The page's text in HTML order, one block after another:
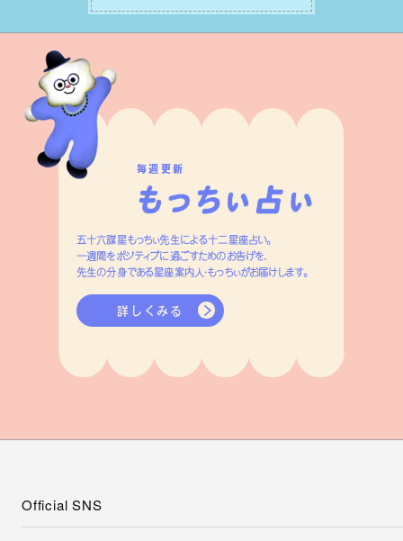
す。
毎週更新
五十六謀星もっちぃ先生による十二星座占い。
一週間をポジティブに過ごすためのお告げを、
先生の分身である星座案内人・もっちぃがお届けします。
詳しくみる
Official SNS